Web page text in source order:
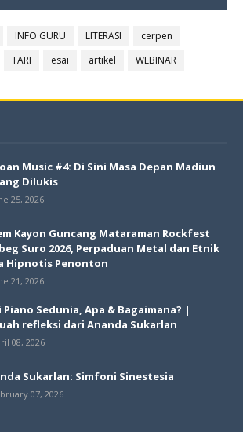
INFO GURU LITERASI
cerpen
TARI esai artikel WEBINAR
Music #4: Di Sini Masa Depan Madiun
Dilukis
25, 2026
Kayon Guncang Mataraman Rockfest
Suro 2026, Perpaduan Metal dan Etnik
Hipnotis Penonton
21, 2026
Piano Sedunia, Apa & Bagaimana? |
refleksi dari Ananda Sukarlan
08, 2026
Sukarlan: Simfoni Sinestesia
07, 2026